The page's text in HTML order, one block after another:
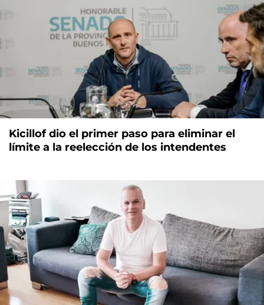
Kicillof dio el primer paso para eliminar el
límite a la reelección de los intendentes